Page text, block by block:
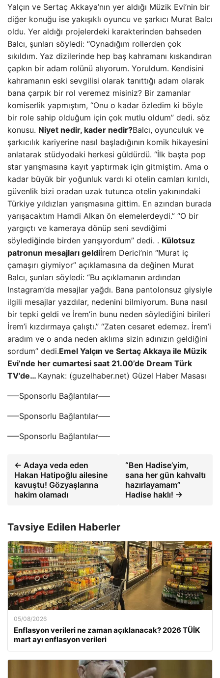
Yalçın ve Sertaç Akkaya’nın yer aldığı Müzik Evi’nin bir
diğer konuğu ise yakışıklı oyuncu ve şarkıcı Murat Balcı
oldu. Yer aldığı projelerdeki karakterinden bahseden
Balcı, şunları söyledi: “Oynadığım rollerden çok
sıkıldım. Yaz dizilerinde hep baş kahramanı kıskandıran
çapkın bir adam rolünü alıyorum. Yoruldum. Kendisini
kahramanın eski sevgilisi olarak tanıttığı adam olarak
bana çarpık bir rol veremez misiniz? Bir zamanlar
komiserlik yapmıştım, “Onu o kadar özledim ki böyle
bir role sahip olduğum için çok mutlu oldum” dedi. söz
konusu. Niyet nedir, kader nedir?Balcı, oyunculuk ve
şarkıcılık kariyerine nasıl başladığının komik hikayesini
anlatarak stüdyodaki herkesi güldürdü. “İlk başta pop
star yarışmasına kayıt yaptırmak için gitmiştim. Ama o
kadar büyük bir yoğunluk vardı ki otelin camları kırıldı,
güvenlik bizi oradan uzak tutunca otelin yakınındaki
Türkiye yıldızları yarışmasına gittim. En azından burada
yarışacaktım Hamdi Alkan ön elemelerdeydi.” “O bir
yargıçtı ve kameraya dönüp seni sevdiğimi
söylediğinde birden yarışıyordum” dedi. . Külotsuz
patronun mesajları geldiİrem Derici’nin “Murat iç
çamaşırı giymiyor” açıklamasına da değinen Murat
Balcı, şunları söyledi: “Bu açıklamanın ardından
Instagram’da mesajlar yağdı. Bana pantolonsuz giysiyle
ilgili mesajlar yazdılar, nedenini bilmiyorum. Buna nasıl
bir tepki geldi ve İrem’in bunu neden söylediğini birileri
İrem’i kızdırmaya çalıştı.” “Zaten cesaret edemez. İrem’i
aradım ve o anda neden aklıma sizin adınızın geldiğini
sordum” dedi.Emel Yalçın ve Sertaç Akkaya ile Müzik
Evi’nde her cumartesi saat 21.00’de Dream Türk
TV’de… Kaynak: (guzelhaber.net) Güzel Haber Masası
—–Sponsorlu Bağlantılar—–
—–Sponsorlu Bağlantılar—–
—–Sponsorlu Bağlantılar—–
← Adaya veda eden
Hakan Hatipoğlu ailesine
kavuştu! Gözyaşlarına
hakim olamadı
“Ben Hadise’yim,
sana her gün kahvaltı
hazırlayamam”
Hadise haklı! →
Tavsiye Edilen Haberler
05/08/2026
Enflasyon verileri ne zaman açıklanacak? 2026 TÜİK
mart ayı enflasyon verileri